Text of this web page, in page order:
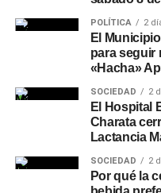
POLÍTICA 2
El
para seguir
«Hacha»
SOCIEDAD 2
El Hospital
Charata
Lactancia
SOCIEDAD 2
Por qué la